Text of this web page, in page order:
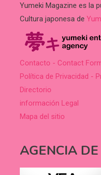
Yumeki Magazine es la
Cultura japonesa de
Contacto - Contact
Política de Privacidad -
Directorio
información Legal
Mapa del sitio
AGENCIA